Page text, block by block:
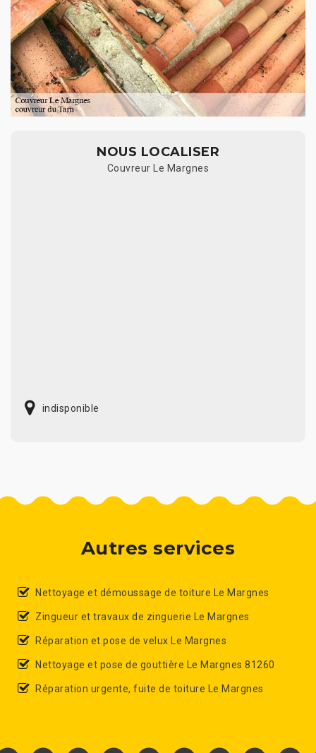
NOUS LOCALISER
Couvreur Le Margnes
indisponible
Autres services
Nettoyage et démoussage de toiture Le Margnes
Zingueur et travaux de zinguerie Le Margnes
Réparation et pose de velux Le Margnes
Nettoyage et pose de gouttière Le Margnes 81260
Réparation urgente, fuite de toiture Le Margnes